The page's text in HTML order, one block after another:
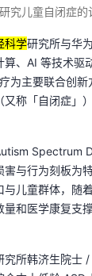
究儿童自闭症的
科学研究所与华
算、AI 等技术驱
为主要联合创
又称「自闭症」
Spectrum
害与行为刻板为
与儿童群体，随
量和医学康复支
究所韩济生院士